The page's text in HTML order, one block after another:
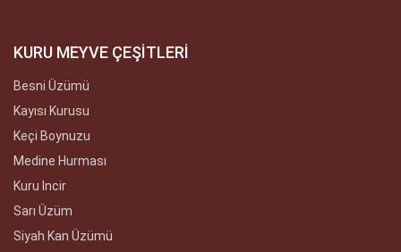
KURU MEYVE ÇEŞİTLERİ
Besni Üzümü
Kayısı Kurusu
Keçi Boynuzu
Medine Hurması
Kuru Incir
Sarı Üzüm
Siyah Kan Üzümü